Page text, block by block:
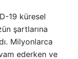
19 küresel
şartlarına
Milyonlarca
ederken ve